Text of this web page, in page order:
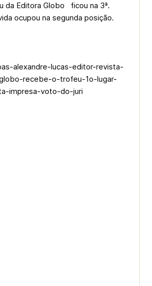
da Editora Globo ficou na 3ª.
ocupou na segunda posição.